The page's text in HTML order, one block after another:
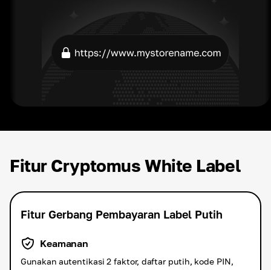
Fitur Cryptomus White Label
Fitur Gerbang Pembayaran Label Putih
Keamanan
Gunakan autentikasi 2 faktor, daftar putih, kode PIN,